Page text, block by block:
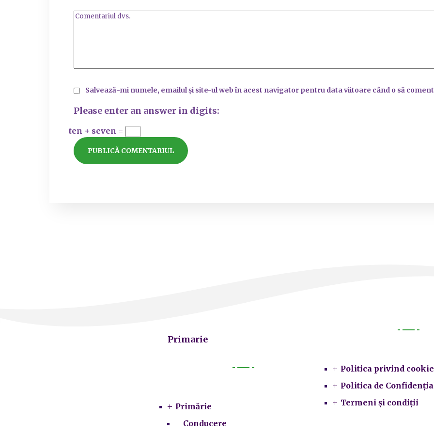
Salvează-mi numele, emailul și site-ul web în acest navigator pentru data viitoare când o să
Please enter an answer in digits:
ten + seven =
Primarie
Primărie
Conducere
Politica privind
Politica de
Termeni și condiții